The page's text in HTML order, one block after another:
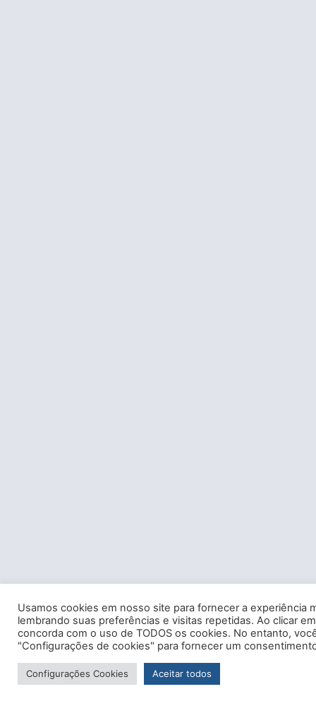
Usamos cookies em nosso site para fornecer a experiência
lembrando suas preferências e visitas repetidas. Ao clicar
concorda com o uso de TODOS os cookies. No entanto,
"Configurações de cookies" para fornecer um
Configurações Cookies Aceitar todos